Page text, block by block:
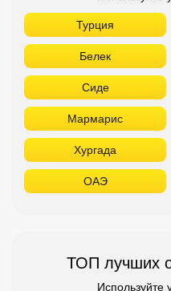
ОАЭ
ТОП лучших
Используйте
Турция
Хургада